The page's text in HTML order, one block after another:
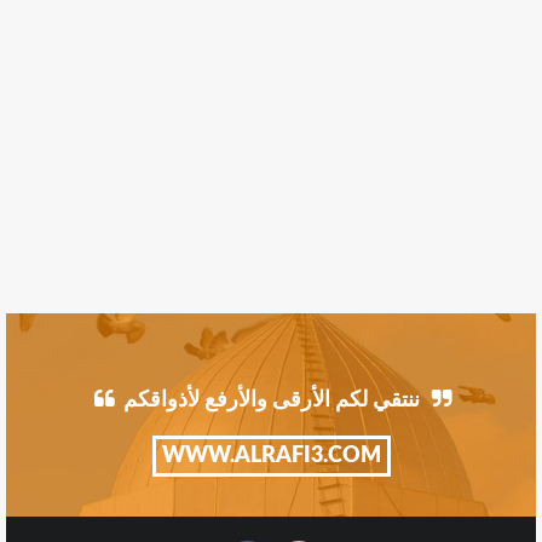
ننتقي لكم الأرقى والأرفع لأذواقكم
WWW.ALRAFI3.COM